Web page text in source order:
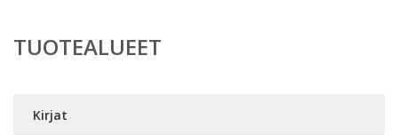
TUOTEALUEET
Kirjat